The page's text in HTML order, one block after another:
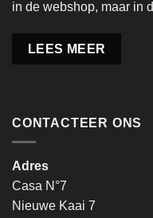
in de webshop, maar in
LEES MEER
CONTACTEER ONS
Adres
Casa N°7
Nieuwe Kaai 7